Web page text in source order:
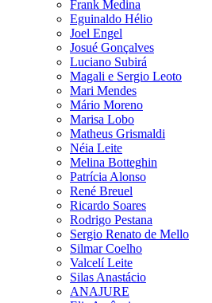
Frank Medina
Eguinaldo Hélio
Joel Engel
Josué Gonçalves
Luciano Subirá
Magali e Sergio Leoto
Mari Mendes
Mário Moreno
Marisa Lobo
Matheus Grismaldi
Néia Leite
Melina Botteghin
Patrícia Alonso
René Breuel
Ricardo Soares
Rodrigo Pestana
Sergio Renato de Mello
Silmar Coelho
Valcelí Leite
Silas Anastácio
ANAJURE